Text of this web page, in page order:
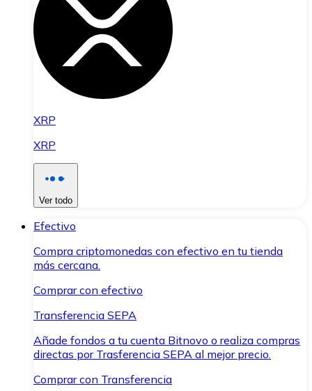
XRP
XRP
Ver todo
Efectivo
Compra criptomonedas con efectivo en tu tienda
más cercana.
Comprar con efectivo
Transferencia SEPA
Añade fondos a tu cuenta Bitnovo o realiza compras
directas por Trasferencia SEPA al mejor precio.
Comprar con Transferencia